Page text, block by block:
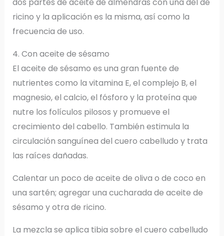
ricino y la aplicación es la misma, así como la
frecuencia de uso.
4. Con aceite de sésamo
El aceite de sésamo es una gran fuente de
nutrientes como la vitamina E, el complejo B, el
magnesio, el calcio, el fósforo y la proteína que
nutre los folículos pilosos y promueve el
crecimiento del cabello. También estimula la
circulación sanguínea del cuero cabelludo y trata
las raíces dañadas.
Calentar un poco de aceite de oliva o de coco en
una sartén; agregar una cucharada de aceite de
sésamo y otra de ricino.
La mezcla se aplica tibia sobre el cuero cabelludo